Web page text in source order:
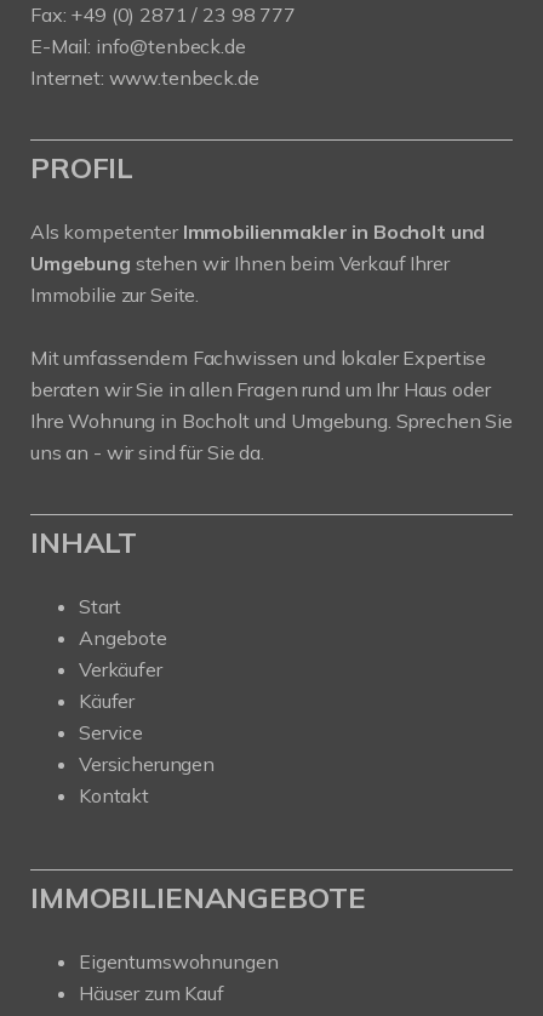
Fax: +49 (0) 2871 / 23 98 777
E-Mail: info@tenbeck.de
Internet: www.tenbeck.de
PROFIL
Als kompetenter Immobilienmakler in Bocholt und
Umgebung stehen wir Ihnen beim Verkauf Ihrer
Immobilie zur Seite.
Mit umfassendem Fachwissen und lokaler Expertise
beraten wir Sie in allen Fragen rund um Ihr Haus oder
Ihre Wohnung in Bocholt und Umgebung. Sprechen Sie
uns an - wir sind für Sie da.
INHALT
Start
Angebote
Verkäufer
Käufer
Service
Versicherungen
Kontakt
IMMOBILIENANGEBOTE
Eigentumswohnungen
Häuser zum Kauf